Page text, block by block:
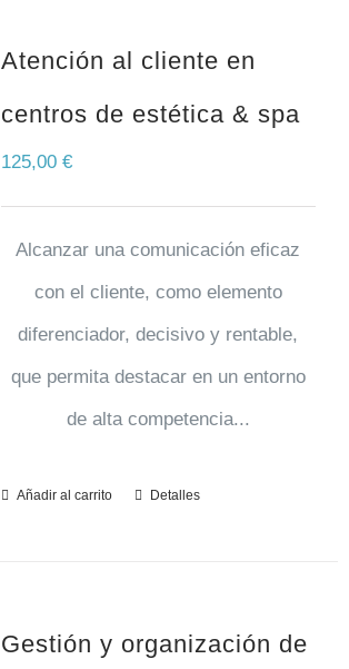
Atención al cliente en
centros de estética & spa
125,00 €
Alcanzar una comunicación eficaz
con el cliente, como elemento
diferenciador, decisivo y rentable,
que permita destacar en un entorno
de alta competencia...
Añadir al carrito Detalles
Gestión y organización de